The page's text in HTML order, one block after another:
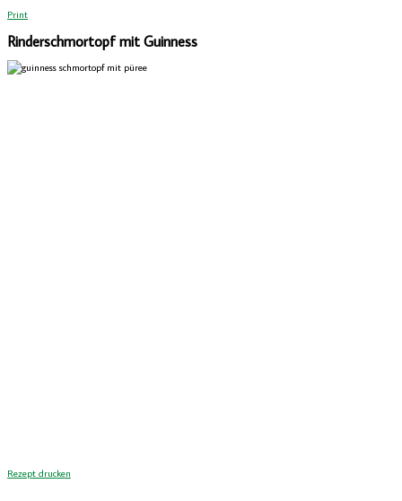
Print
Rinderschmortopf mit Guinness
Rezept drucken